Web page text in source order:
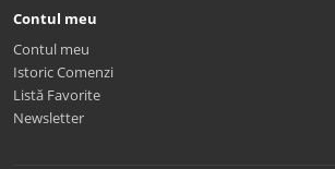
Contul meu
Contul meu
Istoric Comenzi
Listă Favorite
Newsletter